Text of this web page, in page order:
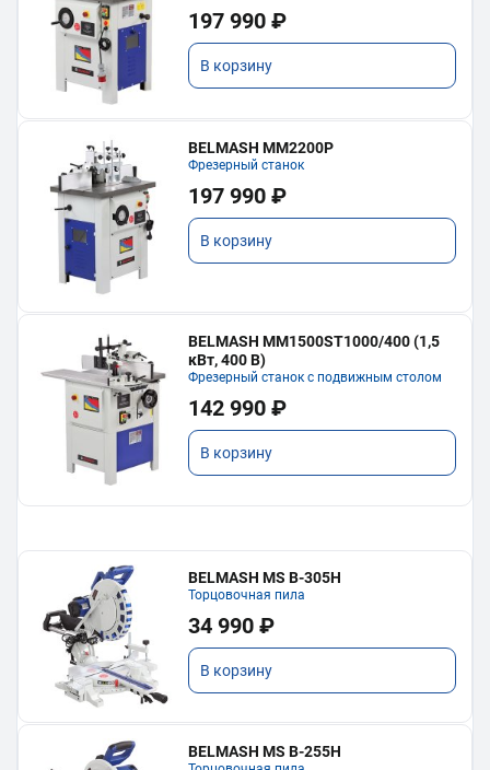
197 990 ₽
В корзину
BELMASH MM2200P
Фрезерный станок
197 990 ₽
В корзину
BELMASH MM1500ST1000/400 (1,5
кВт, 400 В)
Фрезерный станок с подвижным столом
142 990 ₽
В корзину
BELMASH MS B-305H
Торцовочная пила
34 990 ₽
В корзину
BELMASH MS B-255H